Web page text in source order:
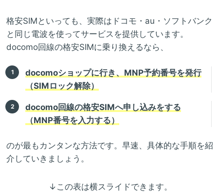
格安SIMといっても、実際はドコモ・au・ソフトバンク
と同じ電波を使ってサービスを提供しています。
docomo回線の格安SIMに乗り換えるなら、
docomoショップに行き、MNP予約番号を発行
（SIMロック解除）
docomo回線の格安SIMへ申し込みをする
（MNP番号を入力する）
のが最もカンタンな方法です。早速、具体的な手順を紹
介していきましょう。
↓この表は横スライドできます。